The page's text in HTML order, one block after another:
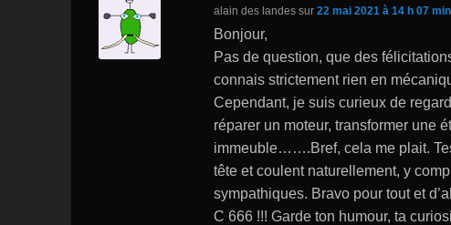
alain des landessur 22 mai 2021 à 14 h 07 min
Bonjour,
Pas de question, que des
connais strictement rien en
Cependant, je suis curieux de
réparer un moteur, transformer une
immeuble…….Bref, cela me plait.
tête et coulent naturellement, y
sympathiques. Bravo pour tout et
C 666 !!! Garde ton humour, ta